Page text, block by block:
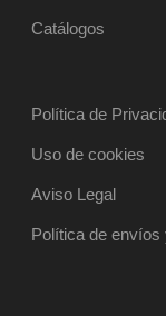
Catálogos
Política de
Uso de cookies
Aviso Legal
Política de envíos